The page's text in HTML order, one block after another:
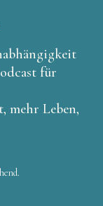
für
mehr Leben,